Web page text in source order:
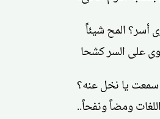
أسر؟ المح شيئاً
على السر كشحا
يا نخل عنه؟
ومضاً ونفحاً..